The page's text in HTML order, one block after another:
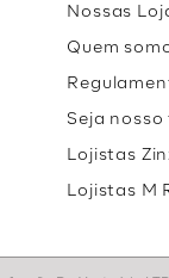
Nossas
Quem
Seja
Lojistas
Lojistas M